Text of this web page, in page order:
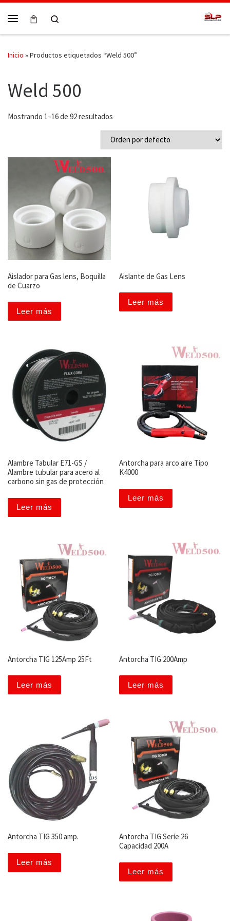
Skip to content
Inicio »Productos etiquetados “Weld 500”
Weld 500
Mostrando 1–16 de 92 resultados
Aislador para Gas lens, Boquilla
de Cuarzo
Leer más
Aislante de Gas Lens
Leer más
Alambre Tabular E71-GS /
Alambre tubular para acero al
carbono sin gas de protección
Leer más
Antorcha para arco aire Tipo
K4000
Leer más
Antorcha TIG 125Amp 25Ft
Leer más
Antorcha TIG 200Amp
Leer más
Antorcha TIG 350 amp.
Leer más
Antorcha TIG Serie 26
Capacidad 200A
Leer más